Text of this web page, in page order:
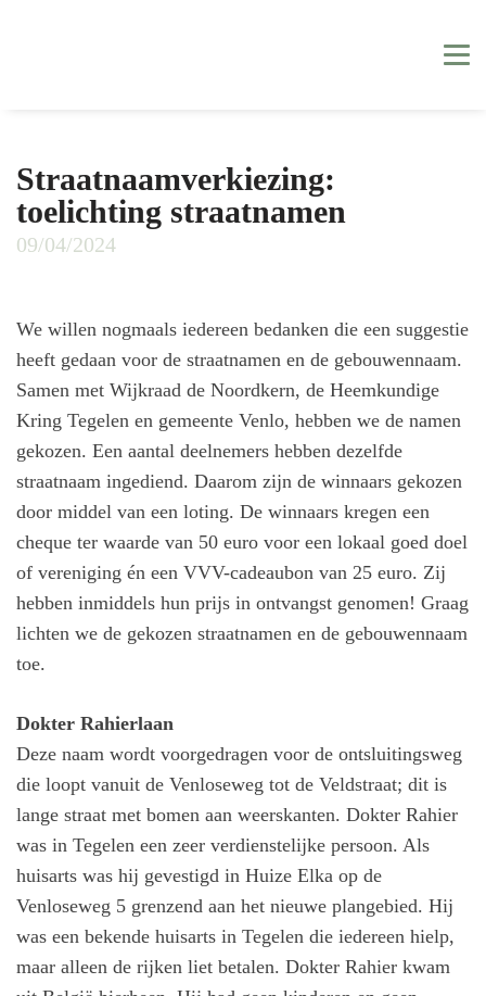
Straatnaamverkiezing:
toelichting straatnamen
09/04/2024
We willen nogmaals iedereen bedanken die een suggestie
heeft gedaan voor de straatnamen en de gebouwennaam.
Samen met Wijkraad de Noordkern, de Heemkundige
Kring Tegelen en gemeente Venlo, hebben we de namen
gekozen. Een aantal deelnemers hebben dezelfde
straatnaam ingediend. Daarom zijn de winnaars gekozen
door middel van een loting. De winnaars kregen een
cheque ter waarde van 50 euro voor een lokaal goed doel
of vereniging én een VVV-cadeaubon van 25 euro. Zij
hebben inmiddels hun prijs in ontvangst genomen! Graag
lichten we de gekozen straatnamen en de gebouwennaam
toe.
Dokter Rahierlaan
Deze naam wordt voorgedragen voor de ontsluitingsweg
die loopt vanuit de Venloseweg tot de Veldstraat; dit is
lange straat met bomen aan weerskanten. Dokter Rahier
was in Tegelen een zeer verdienstelijke persoon. Als
huisarts was hij gevestigd in Huize Elka op de
Venloseweg 5 grenzend aan het nieuwe plangebied. Hij
was een bekende huisarts in Tegelen die iedereen hielp,
maar alleen de rijken liet betalen. Dokter Rahier kwam